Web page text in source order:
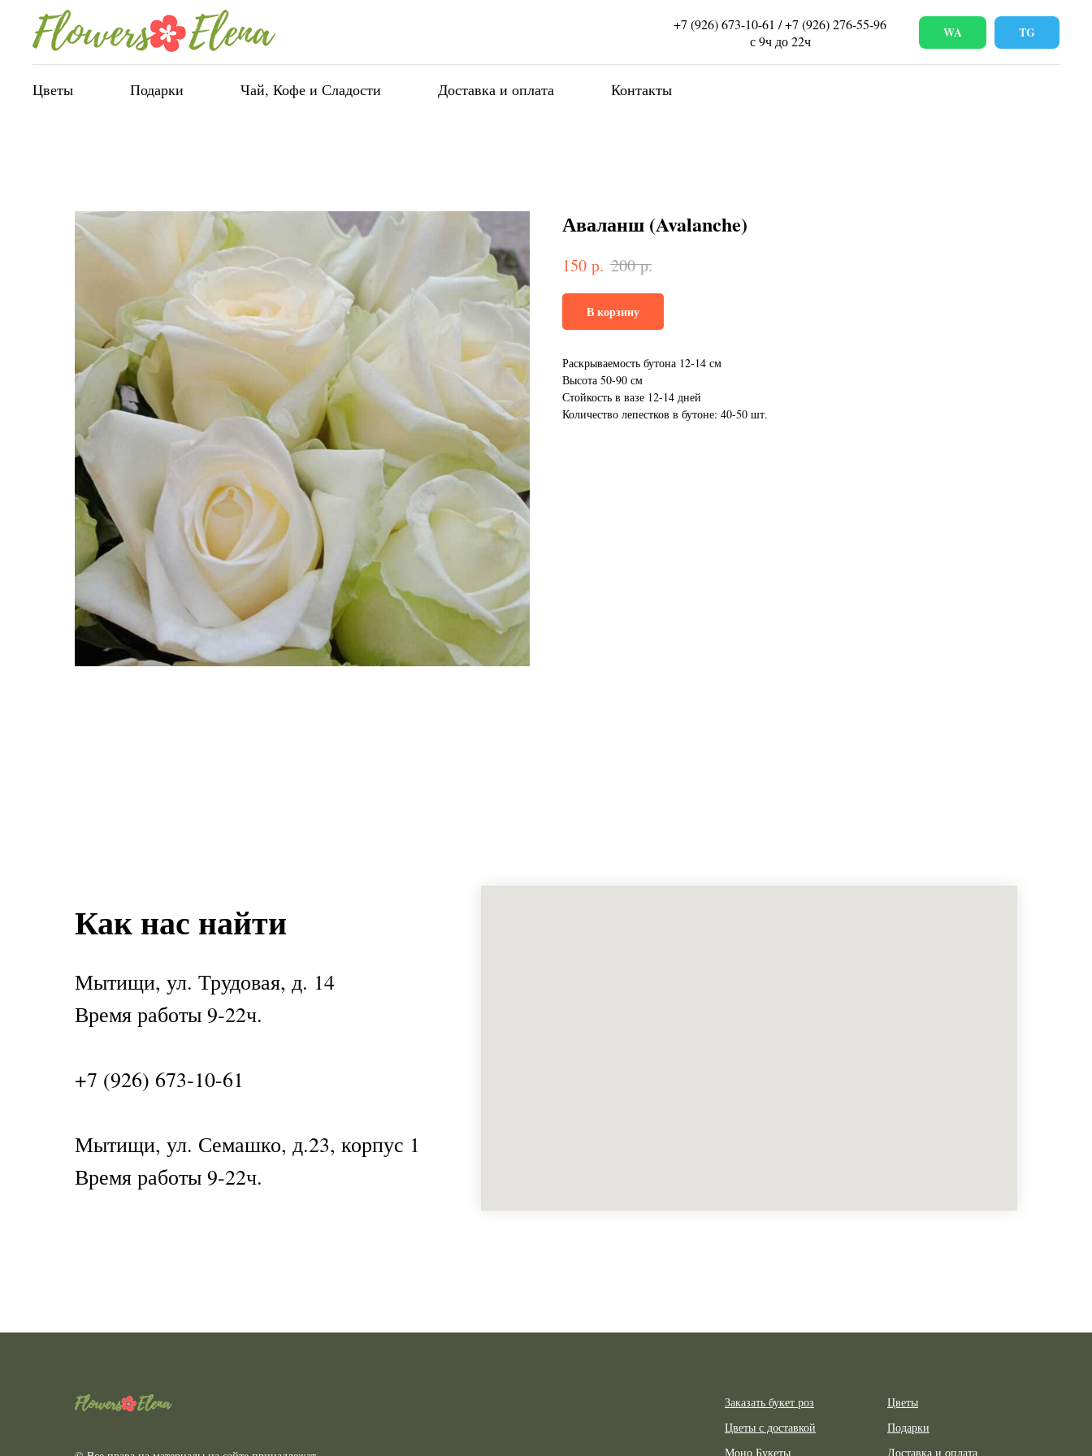
+7 (926) 673-10-61 / +7 (926) 276-55-96
с 9ч до 22ч
WA TG
Цветы Подарки Чай, Кофе и Сладости Доставка и оплата Контакты
Аваланш (Avalanche)
150 р. 200 р.
В корзину
Раскрываемость бутона 12-14 см
Высота 50-90 см
Стойкость в вазе 12-14 дней
Количество лепестков в бутоне: 40-50 шт.
Как нас найти
Мытищи, ул. Трудовая, д. 14
Время работы 9-22ч.
+7 (926) 673-10-61
Мытищи, ул. Семашко, д.23, корпус 1
Время работы 9-22ч.
Заказать букет роз
Цветы с доставкой
Моно Букеты
Цветы
Подарки
Доставка и оплата